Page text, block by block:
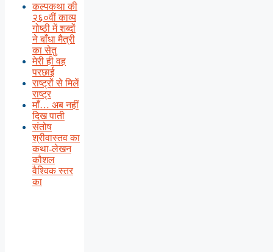
कल्पकथा की
२६०वीं काव्य
गोष्ठी में शब्दों
ने बाँधा मैत्री
का सेतु
मेरी ही वह
परछाई
राष्ट्रों से मिलें
राष्ट्र
माँ… अब नहीं
दिख पाती
संतोष
श्रीवास्तव का
कथा-लेखन
कौशल
वैश्विक स्तर
का